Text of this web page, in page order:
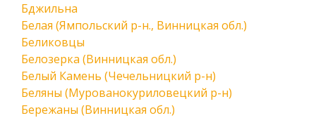
Бджильна
Белая (Ямпольский р-н., Винницкая обл.)
Беликовцы
Белозерка (Винницкая обл.)
Белый Камень (Чечельницкий р-н)
Беляны (Мурованокуриловецкий р-н)
Бережаны (Винницкая обл.)